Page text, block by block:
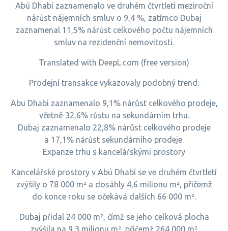
Abú Dhabí zaznamenalo ve druhém čtvrtletí meziroční
nárůst nájemních smluv o 9,4 %, zatímco Dubaj
zaznamenal 11,5% nárůst celkového počtu nájemních
smluv na rezidenční nemovitosti.
Translated with DeepL.com (free version)
Prodejní transakce vykazovaly podobný trend:
Abu Dhabi zaznamenalo 9,1% nárůst celkového prodeje,
včetně 32,6% růstu na sekundárním trhu.
Dubaj zaznamenalo 22,8% nárůst celkového prodeje
a 17,1% nárůst sekundárního prodeje.
Expanze trhu s kancelářskými prostory
Kancelářské prostory v Abú Dhabí se ve druhém čtvrtletí
zvýšily o 78 000 m² a dosáhly 4,6 milionu m², přičemž
do konce roku se očekává dalších 66 000 m².
Dubaj přidal 24 000 m², čímž se jeho celková plocha
zvýšila na 9,3 milionu m², přičemž 264 000 m²